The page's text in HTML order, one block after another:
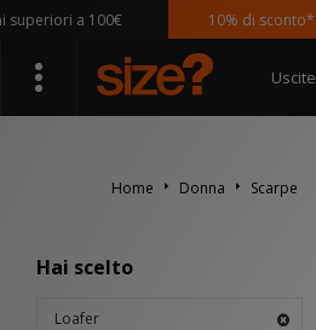
a 100€ 10% di sconto*
Home Donna Scarpe
Hai scelto
Loafer